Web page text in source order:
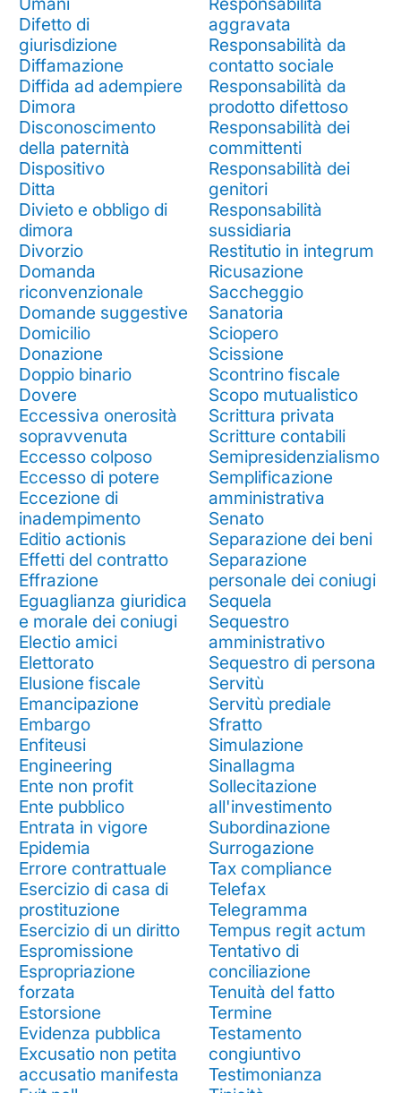
Difetto di
giurisdizione
Diffamazione
Diffida ad adempiere
Dimora
Disconoscimento
della paternità
Dispositivo
Ditta
Divieto e obbligo di
dimora
Divorzio
Domanda
riconvenzionale
Domande suggestive
Domicilio
Donazione
Doppio binario
Dovere
Eccessiva onerosità
sopravvenuta
Eccesso colposo
Eccesso di potere
Eccezione di
inadempimento
Editio actionis
Effetti del contratto
Effrazione
Eguaglianza giuridica
e morale dei coniugi
Electio amici
Elettorato
Elusione fiscale
Emancipazione
Embargo
Enfiteusi
Engineering
Ente non profit
Ente pubblico
Entrata in vigore
Epidemia
Errore contrattuale
Esercizio di casa di
prostituzione
Esercizio di un diritto
Espromissione
Espropriazione
forzata
Estorsione
Evidenza pubblica
Excusatio non petita
accusatio manifesta
aggravata
Responsabilità da
contatto sociale
Responsabilità da
prodotto difettoso
Responsabilità dei
committenti
Responsabilità dei
genitori
Responsabilità
sussidiaria
Restitutio in integrum
Ricusazione
Saccheggio
Sanatoria
Sciopero
Scissione
Scontrino fiscale
Scopo mutualistico
Scrittura privata
Scritture contabili
Semipresidenzialismo
Semplificazione
amministrativa
Senato
Separazione dei beni
Separazione
personale dei coniugi
Sequela
Sequestro
amministrativo
Sequestro di persona
Servitù
Servitù prediale
Sfratto
Simulazione
Sinallagma
Sollecitazione
all'investimento
Subordinazione
Surrogazione
Tax compliance
Telefax
Telegramma
Tempus regit actum
Tentativo di
conciliazione
Tenuità del fatto
Termine
Testamento
congiuntivo
Testimonianza